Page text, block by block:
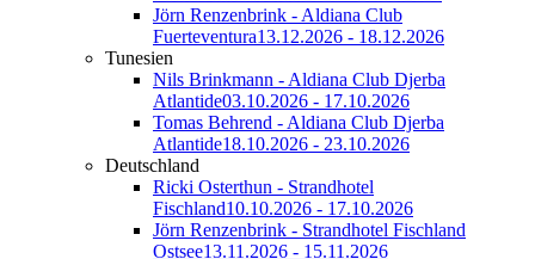
Jörn Renzenbrink - Aldiana Club
Fuerteventura13.12.2026 - 18.12.2026
Tunesien
Nils Brinkmann - Aldiana Club Djerba
Atlantide03.10.2026 - 17.10.2026
Tomas Behrend - Aldiana Club Djerba
Atlantide18.10.2026 - 23.10.2026
Deutschland
Ricki Osterthun - Strandhotel
Fischland10.10.2026 - 17.10.2026
Jörn Renzenbrink - Strandhotel Fischland
Ostsee13.11.2026 - 15.11.2026